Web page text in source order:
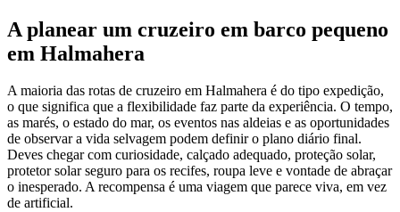
A planear um cruzeiro em barco pequeno
em Halmahera
A maioria das rotas de cruzeiro em Halmahera é do tipo expedição,
o que significa que a flexibilidade faz parte da experiência. O tempo,
as marés, o estado do mar, os eventos nas aldeias e as oportunidades
de observar a vida selvagem podem definir o plano diário final.
Deves chegar com curiosidade, calçado adequado, proteção solar,
protetor solar seguro para os recifes, roupa leve e vontade de abraçar
o inesperado. A recompensa é uma viagem que parece viva, em vez
de artificial.